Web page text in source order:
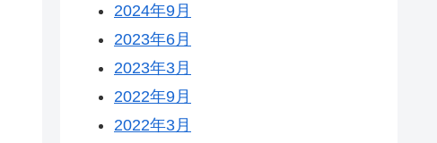
2024年9月
2023年6月
2023年3月
2022年9月
2022年3月